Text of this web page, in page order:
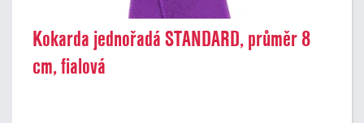
Kokarda jednořadá STANDARD, průměr 8
cm, fialová